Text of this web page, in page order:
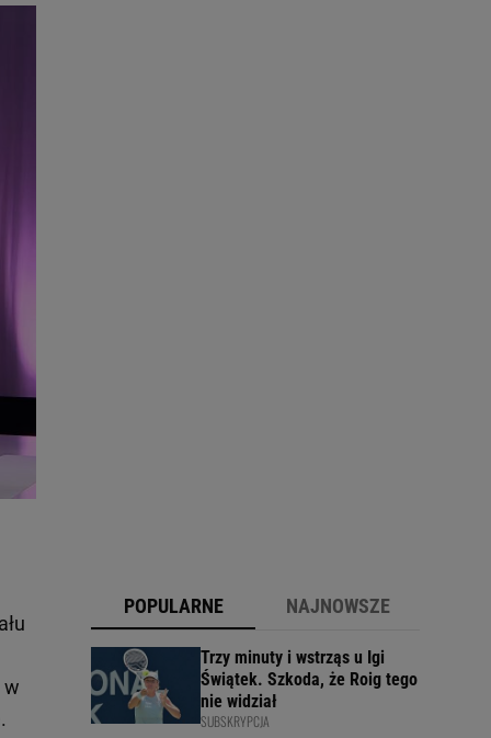
w
POPULARNE NAJNOWSZE
Trzy minuty i wstrząs u Igi
Świątek. Szkoda, że Roig tego
nie widział
SUBSKRYPCJA